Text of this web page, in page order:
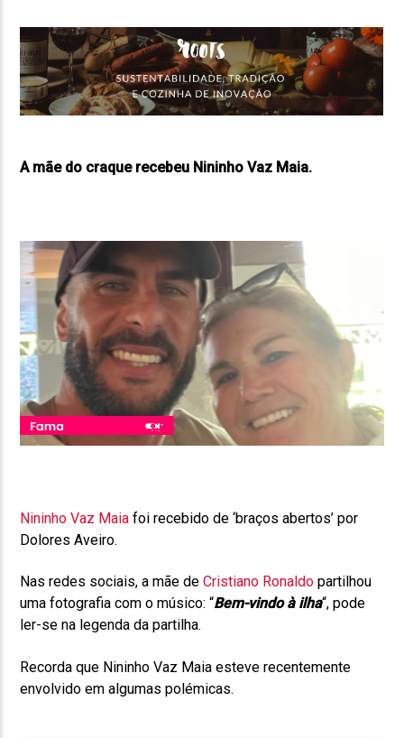
A mãe do craque recebeu Nininho Vaz Maia.
Nininho Vaz Maia foi recebido de ‘braços abertos’ por
Dolores Aveiro.
Nas redes sociais, a mãe deCristiano Ronaldo partilhou
uma fotografia com o músico: “Bem-vindo à ilha“, pode
ler-se na legenda da partilha.
Recorda que Nininho Vaz Maia esteve recentemente
envolvido em algumas polémicas.